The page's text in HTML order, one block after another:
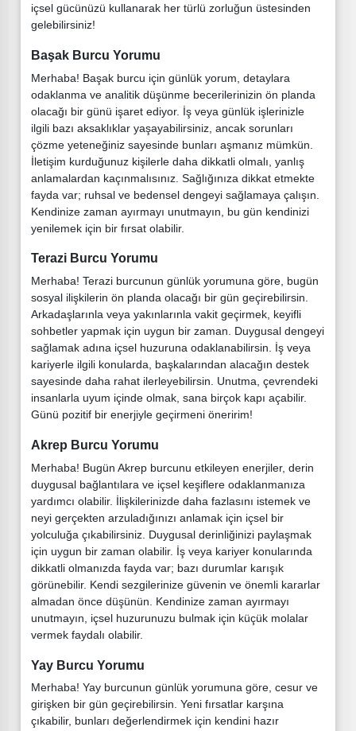
içsel gücünüzü kullanarak her türlü zorluğun üstesinden
gelebilirsiniz!
Başak Burcu Yorumu
Merhaba! Başak burcu için günlük yorum, detaylara
odaklanma ve analitik düşünme becerilerinizin ön planda
olacağı bir günü işaret ediyor. İş veya günlük işlerinizle
ilgili bazı aksaklıklar yaşayabilirsiniz, ancak sorunları
çözme yeteneğiniz sayesinde bunları aşmanız mümkün.
İletişim kurduğunuz kişilerle daha dikkatli olmalı, yanlış
anlamalardan kaçınmalısınız. Sağlığınıza dikkat etmekte
fayda var; ruhsal ve bedensel dengeyi sağlamaya çalışın.
Kendinize zaman ayırmayı unutmayın, bu gün kendinizi
yenilemek için bir fırsat olabilir.
Terazi Burcu Yorumu
Merhaba! Terazi burcunun günlük yorumuna göre, bugün
sosyal ilişkilerin ön planda olacağı bir gün geçirebilirsin.
Arkadaşlarınla veya yakınlarınla vakit geçirmek, keyifli
sohbetler yapmak için uygun bir zaman. Duygusal dengeyi
sağlamak adına içsel huzuruna odaklanabilirsin. İş veya
kariyerle ilgili konularda, başkalarından alacağın destek
sayesinde daha rahat ilerleyebilirsin. Unutma, çevrendeki
insanlarla uyum içinde olmak, sana birçok kapı açabilir.
Günü pozitif bir enerjiyle geçirmeni öneririm!
Akrep Burcu Yorumu
Merhaba! Bugün Akrep burcunu etkileyen enerjiler, derin
duygusal bağlantılara ve içsel keşiflere odaklanmanıza
yardımcı olabilir. İlişkilerinizde daha fazlasını istemek ve
neyi gerçekten arzuladığınızı anlamak için içsel bir
yolculuğa çıkabilirsiniz. Duygusal derinliğinizi paylaşmak
için uygun bir zaman olabilir. İş veya kariyer konularında
dikkatli olmanızda fayda var; bazı durumlar karışık
görünebilir. Kendi sezgilerinize güvenin ve önemli kararlar
almadan önce düşünün. Kendinize zaman ayırmayı
unutmayın, içsel huzurunuzu bulmak için küçük molalar
vermek faydalı olabilir.
Yay Burcu Yorumu
Merhaba! Yay burcunun günlük yorumuna göre, cesur ve
girişken bir gün geçirebilirsin. Yeni fırsatlar karşına
çıkabilir, bunları değerlendirmek için kendini hazır